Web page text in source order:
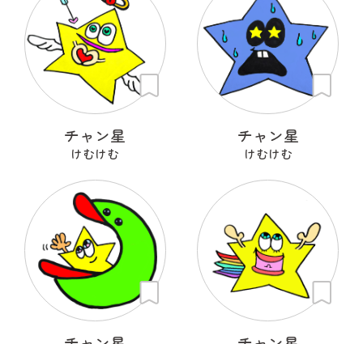
チャン星
けむけむ
チャン星
けむけむ